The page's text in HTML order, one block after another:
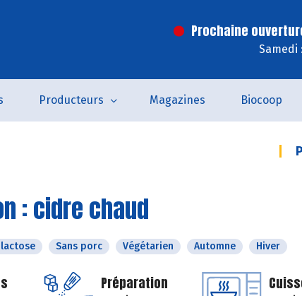
Prochaine
Samedi
Producteurs Magazines Biocoop
: cidre chaud
lactose Sans porc Végétarien Automne Hiver
Préparation